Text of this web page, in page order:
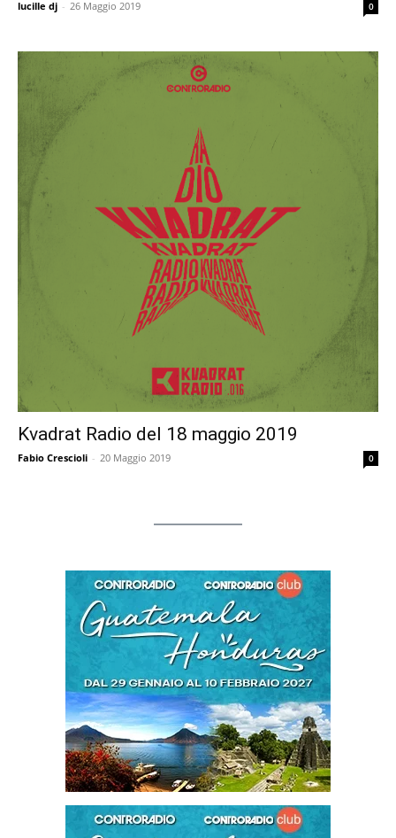
lucille dj - 26 Maggio 2019 0
Kvadrat Radio del 18 maggio 2019
Fabio Crescioli - 20 Maggio 2019 0